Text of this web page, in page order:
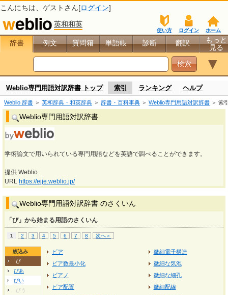
こんにちは、 ゲスト さん[ログイン]
英和和英
ホーム
ログイン
使い方
辞書 例文 質問箱 単語帳 診断 翻訳
もっと
見る
▼
Weblio専門用語対訳辞書 トップ 索引 ランキング ヘルプ
Weblio 辞書 ＞ 英和辞典・和英辞典 ＞ 辞書・百科事典 ＞ Weblio専門用語対訳辞書 ＞ 索
Weblio専門用語対訳辞書
学術論文で用いられている専門用語などを英語で調べることができます。
提供 Weblio
URL https://ejje.weblio.jp/
Weblio専門用語対訳辞書 のさくいん
「び」から始まる用語のさくいん
1 2 3 4 5 6 7 8 次へ＞
絞込み
び
びあ
びい
びう
ビア
ビア数最小化
ビアノ
ビア配置
微細電子構造
微細な気泡
微細な細孔
微細配線